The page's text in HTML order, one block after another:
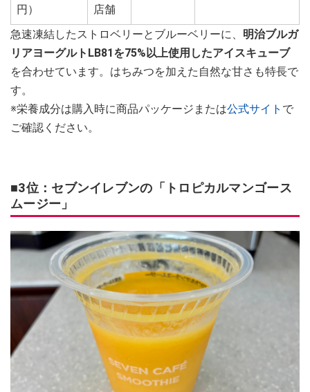
円）
店舗
急速凍結したストロベリーとブルーベリーに、 明治ブルガ
リアヨーグルトLB81を75%以上使用したアイスキューブ
を合わせています。はちみつを加えた自然な甘さも特長で
す。
※栄養成分は購入時に商品パッケージまたは公式サイト で
ご確認ください。
■3位：セブンイレブンの「トロピカルマンゴース
ムージー」